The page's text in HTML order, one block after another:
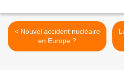
< Nouvel accident nucléaire
en Europe ?